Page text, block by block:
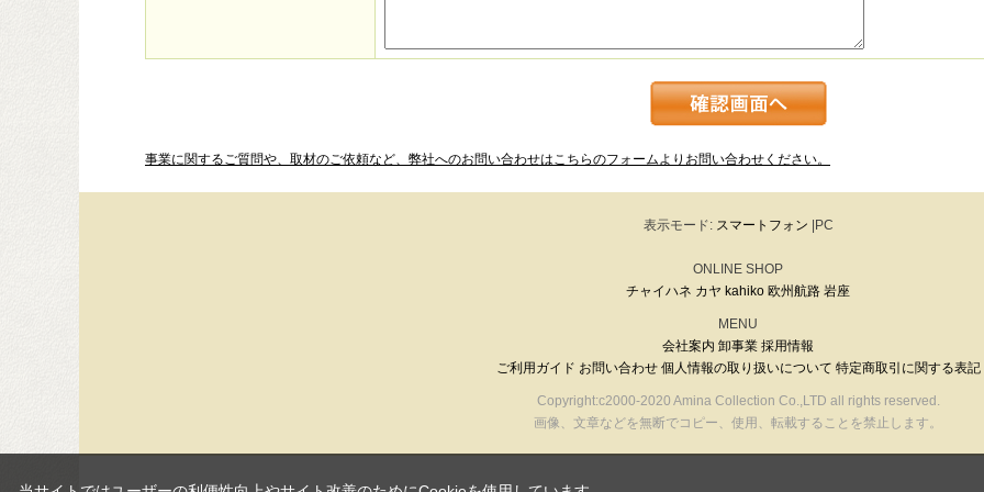
事業に関するご質問や、取材のご依頼など、弊社へのお問い合わせはこちらのフォームよりお問い合わせください。
表示モード: スマートフォン |PC
ONLINE SHOP
チャイハネ カヤ kahiko 欧州航路 岩座
MENU
会社案内 卸事業 採用情報
ご利用ガイド お問い合わせ 個人情報の取り扱いについて 特定商取引に関する表記
Copyright:c2000-2020 Amina Collection Co.,LTD all rights reserved.
画像、文章などを無断でコピー、使用、転載することを禁止します。